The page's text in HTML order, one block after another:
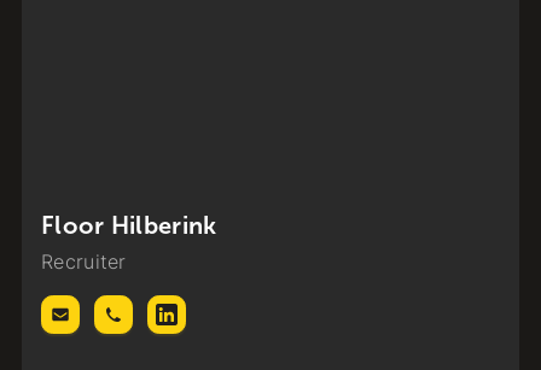
Floor Hilberink
Recruiter